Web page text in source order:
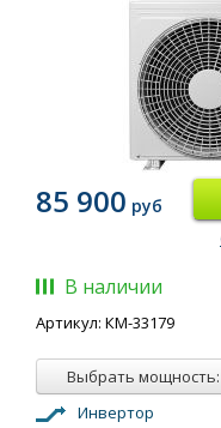
85 900 руб
В наличии
Артикул: КМ-33179
Выбрать мощность:
Инвертор